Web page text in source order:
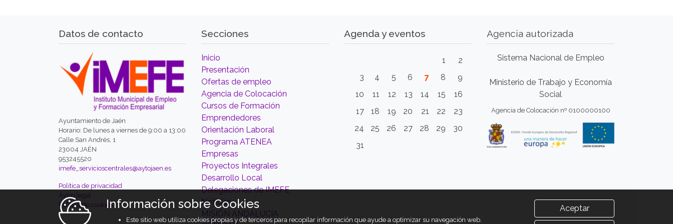
Datos de contacto
Ayuntamiento de Jaén
Horario: De lunes a viernes de 9:00 a 13:00
Calle San Andrés, 1
23004 JAÉN
953245520
imefe_servicioscentrales@aytojaen.es
Política de privacidad
Aviso legal
Política de cookies
Secciones
Inicio
Presentación
Ofertas de empleo
Agencia de Colocación
Cursos de Formación
Emprendedores
Orientación Laboral
Programa ATENEA
Empresas
Proyectos Integrales
Desarrollo Local
Delegaciones de IMEFE
Noticias
MISIÓN ANDALUCÍA
Agenda y eventos
1
2
3
4 5 6 7 8
9
10
11 12 13 14 15
16
17
18 19 20 21 22
23
24
25 26 27 28 29
30
31
Agencia autorizada
Sistema Nacional de Empleo
Ministerio de Trabajo y Economía
Social
Agencia de Colocación nº 0100000100
Información sobre Cookies
Este sitio web utiliza cookies propias y de terceros para recopilar información que ayude a optimizar su navegación web.
Aceptar